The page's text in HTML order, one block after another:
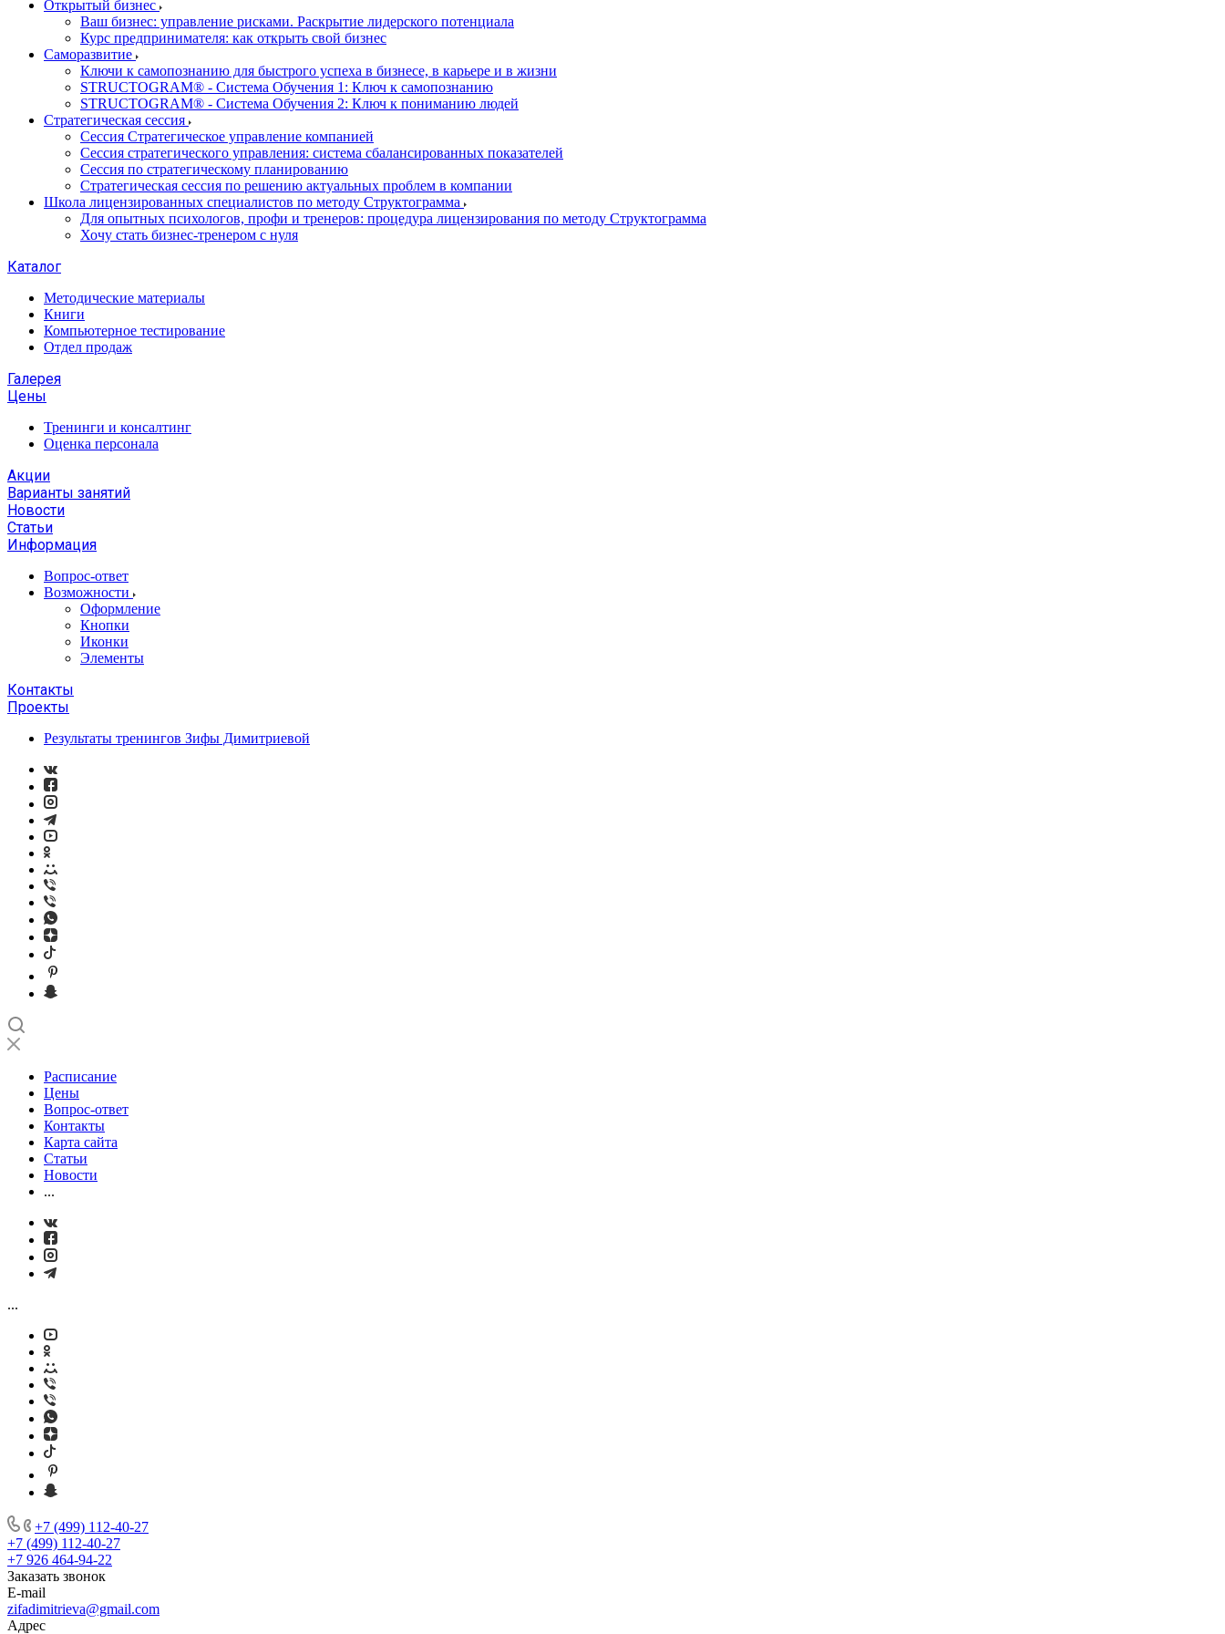
Открытый бизнес
Ваш бизнес: управление рисками. Раскрытие лидерского потенциала
Курс предпринимателя: как открыть свой бизнес
Саморазвитие
Ключи к самопознанию для быстрого успеха в бизнесе, в карьере и в жизни
STRUCTOGRAM® - Система Обучения 1: Ключ к самопознанию
STRUCTOGRAM® - Система Обучения 2: Ключ к пониманию людей
Стратегическая сессия
Сессия Стратегическое управление компанией
Сессия стратегического управления: система сбалансированных показателей
Сессия по стратегическому планированию
Стратегическая сессия по решению актуальных проблем в компании
Школа лицензированных специалистов по методу Структограмма
Для опытных психологов, профи и тренеров: процедура лицензирования по методу Структограмма
Хочу стать бизнес-тренером с нуля
Каталог
Методические материалы
Книги
Компьютерное тестирование
Отдел продаж
Галерея
Цены
Тренинги и консалтинг
Оценка персонала
Акции
Варианты занятий
Новости
Статьи
Информация
Вопрос-ответ
Возможности
Оформление
Кнопки
Иконки
Элементы
Контакты
Проекты
Результаты тренингов Зифы Димитриевой
Расписание
Цены
Вопрос-ответ
Контакты
Карта сайта
Статьи
Новости
...
...
+7 (499) 112-40-27
+7 (499) 112-40-27
+7 926 464-94-22
Заказать звонок
E-mail
zifadimitrieva@gmail.com
Адрес